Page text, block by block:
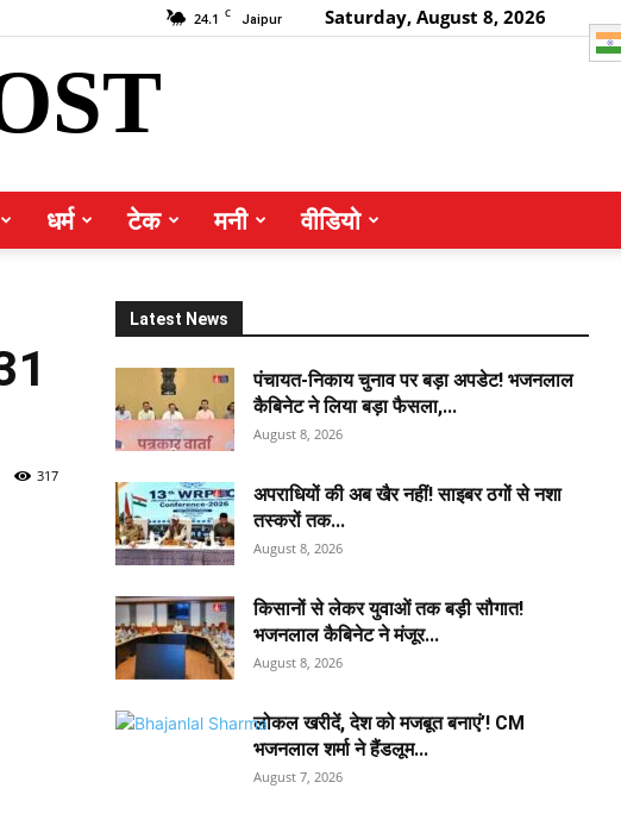
24.1 C Jaipur Saturday, August 8, 2026
धर्म टेक मनी वीडियो
317
Latest News
पंचायत-निकाय चुनाव पर बड़ा अपडेट! भजनलाल
कैबिनेट ने लिया बड़ा फैसला,...
August 8, 2026
अपराधियों की अब खैर नहीं! साइबर ठगों से नशा
तस्करों तक...
August 8, 2026
किसानों से लेकर युवाओं तक बड़ी सौगात!
भजनलाल कैबिनेट ने मंजूर...
August 8, 2026
लोकल खरीदें, देश को मजबूत बनाएं’! CM
भजनलाल शर्मा ने हैंडलूम...
August 7, 2026